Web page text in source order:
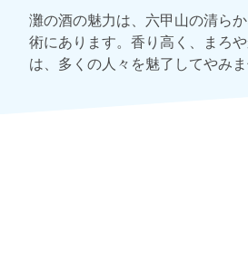
灘の酒の魅力は、六甲山の清ら
術にあります。香り高く、まろ
は、多くの人々を魅了してやみま